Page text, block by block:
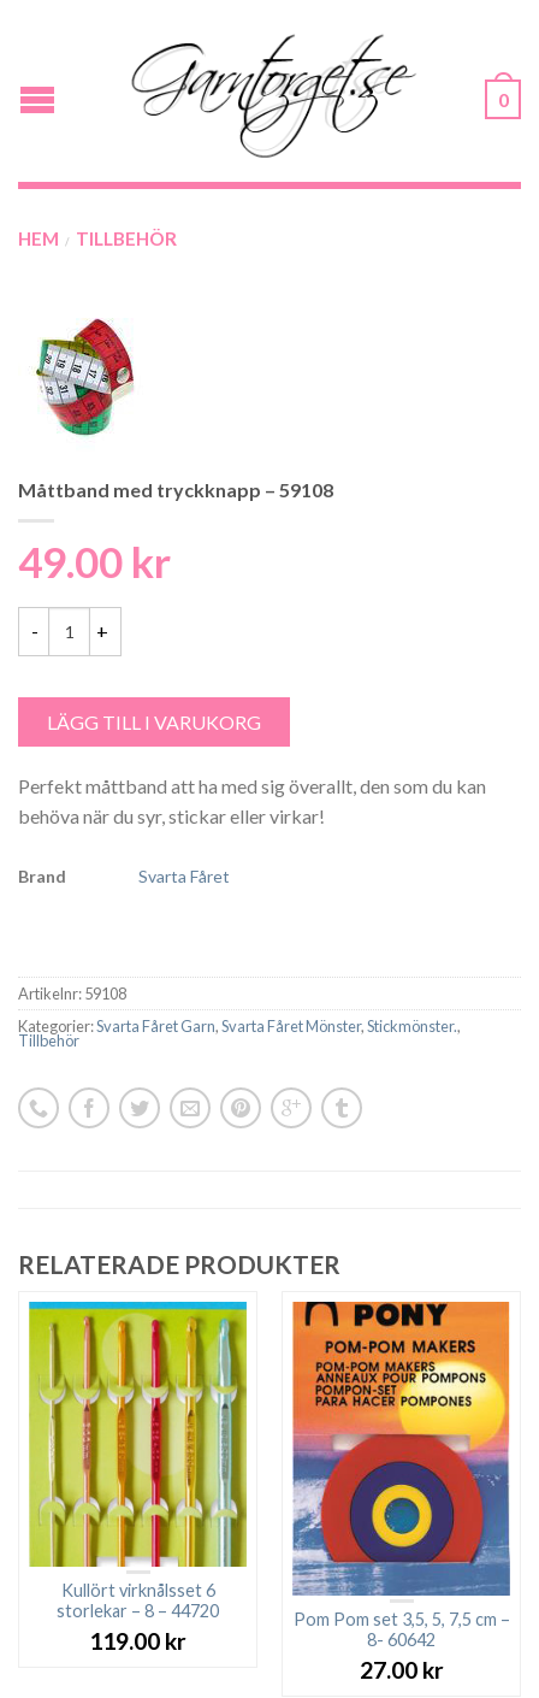
0
HEM / TILLBEHÖR
Måttband med tryckknapp – 59108
49.00 kr
LÄGG TILL I VARUKORG
Perfekt måttband att ha med sig överallt, den som du kan
behöva när du syr, stickar eller virkar!
Brand Svarta Fåret
Artikelnr:59108
Kategorier:Svarta Fåret Garn,Svarta Fåret Mönster,Stickmönster.,
Tillbehör
RELATERADE PRODUKTER
Kullört virknålsset 6
storlekar – 8 – 44720
119.00 kr
Pom Pom set 3,5, 5, 7,5 cm –
8- 60642
27.00 kr